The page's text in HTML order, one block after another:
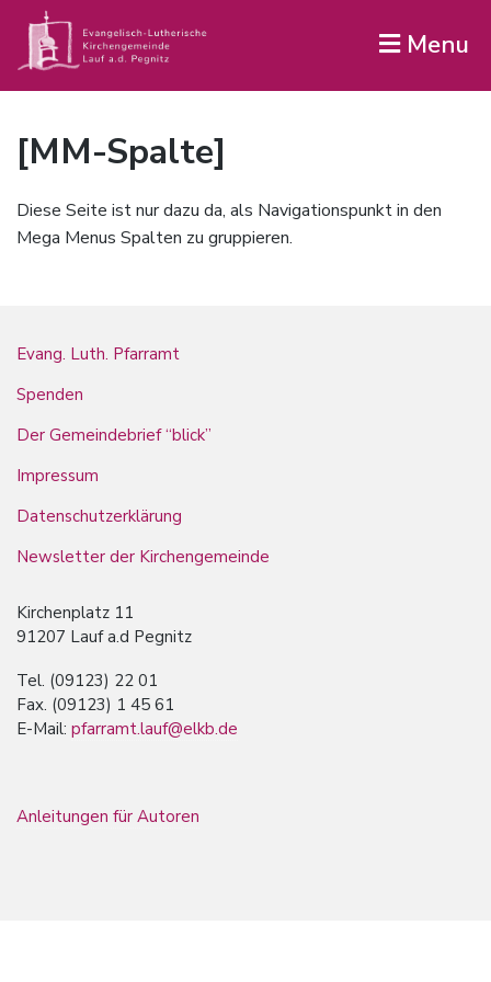
Menu
[MM-Spalte]
Diese Seite ist nur dazu da, als Navigationspunkt in den
Mega Menus Spalten zu gruppieren.
Evang. Luth. Pfarramt
Spenden
Der Gemeindebrief “blick”
Impressum
Datenschutzerklärung
Newsletter der Kirchengemeinde
Kirchenplatz 11
91207 Lauf a.d Pegnitz
Tel. (09123) 22 01
Fax. (09123) 1 45 61
E-Mail: pfarramt.lauf@elkb.de
Anleitungen für Autoren